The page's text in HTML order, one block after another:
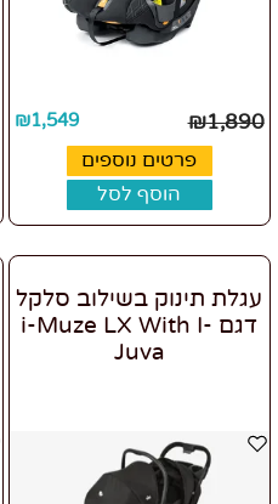
₪1,890
₪1,549
פרטים נוספים
הוסף לסל
עגלת תינוק בשילוב סלקל
דגם i-Muze LX With I-
Juva